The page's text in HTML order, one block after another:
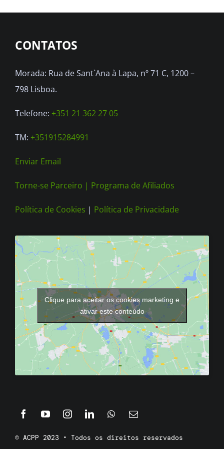
CONTATOS
Morada: Rua de Sant`Ana à Lapa, nº 71 C, 1200 –
798 Lisboa.
Telefone: +351 21 362 27 05
TM: +351915284991
Enviar Email
Torne-se Parceiro | Programa de Afiliados
Política de Cookies | Política de Privacidade
Clique para aceitar os cookies marketing e
ativar este conteúdo
© ACPP 2023 • Todos os direitos reservados